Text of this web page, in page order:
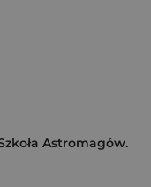
Astromagów.